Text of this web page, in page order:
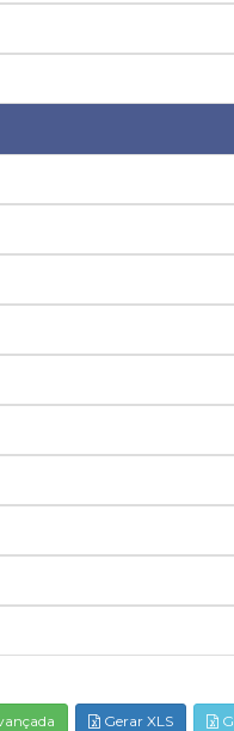
Gerar XLS